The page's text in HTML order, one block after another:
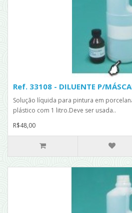
Ref. 33108 - DILUENTE P/
Solução líquida para pintura em
plástico com 1 litro.Deve ser usada..
R$48,00